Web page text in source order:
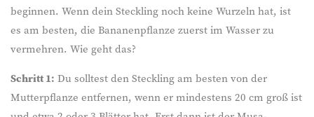
beginnen. Wenn dein Steckling noch keine Wurzeln hat, ist
es am besten, die Bananenpflanze zuerst im Wasser zu
vermehren. Wie geht das?
Schritt 1: Du solltest den Steckling am besten von der
Mutterpflanze entfernen, wenn er mindestens 20 cm groß ist